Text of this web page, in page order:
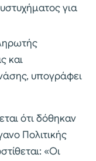
για
και
υπογράφει
ότι δόθηκαν
Πολιτικής
«Οι